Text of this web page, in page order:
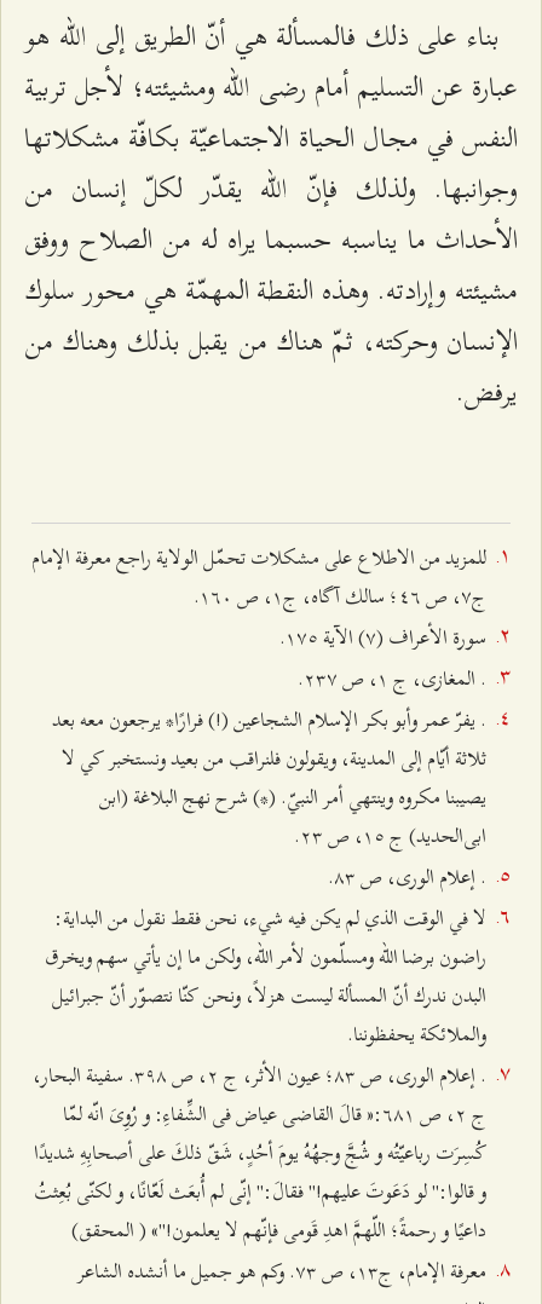
بناء على ذلك فالمسألة هي أنّ الطريق إلى الله هو
عبارة عن التسليم أمام رضى الله ومشيئته؛ لأجل تربية
النفس في مجال الحياة الاجتماعيّة بكافّة مشكلاتها
وجوانبها. ولذلك فإنّ الله يقدّر لكلّ إنسان من
الأحداث ما يناسبه حسبما يراه له من الصلاح ووفق
مشيئته وإرادته. وهذه النقطة المهمّة هي محور سلوك
الإنسان وحركته، ثمّ هناك من يقبل بذلك وهناك من
يرفض.
للمزيد من الاطلاع على مشكلات تحمّل الولاية راجع معرفة الإمام
ج۷، ص ٤٦؛ سالك آگاه، ج۱، ص ۱٦۰.
سورة الأعراف (۷) الآية ۱۷٥.
. المغازى، ج ۱، ص ٢٣۷.
. یفرّ عمر وأبو بكر الإسلام الشجاعين (!) فرارًا* یرجعون معه بعد
ثلاثة أيّام إلى المدينة، ويقولون فلنراقب من بعيد ونستخبر كي لا
يصيبنا مكروه وينتهي أمر النبيّ.(*) شرح نهج البلاغة (ابن
ابى‌الحديد) ج ۱٥، ص ٢٣.
. إعلام الورى، ص ۸٣.
لا في الوقت الذي لم يكن فيه شيء، نحن فقط نقول من البداية:
راضون برضا الله ومسلّمون لأمر الله، ولكن ما إن يأتي سهم ويخرق
البدن ندرك أنّ المسألة ليست هزلاً، ونحن كنّا نتصوّر أنّ جبرائیل
والملائکة يحفظوننا.
. إعلام الورى، ص ۸٣؛ عيون الأثر، ج ٢، ص ٣٩۸. سفينة البحار،
ج ٢، ص ٦۸۱:
« قالَ القاضى عياض فى الشِّفاءِ: و رُوِىَ انّه لمّا
كُسِرَت رباعيّتُه و شُجَّ وجهُهُ يومَ أحُدٍ، شَقّ ذلكَ على أصحابِهِ شديدًا
و قالوا:" لو دَعَوتَ عليهم!" فقالَ:" إنّى لم أُبعَث لَعّانًا، و لكنّى بُعِثتُ
داعيًا و رحمةً؛ اللّهمَّ اهدِ قَومى فإنّهم لا يعلمون!"» ( المحقق)
معرفة الإمام، ج۱٣، ص ۷٣.
وكم هو جميل ما أنشده الشاعر